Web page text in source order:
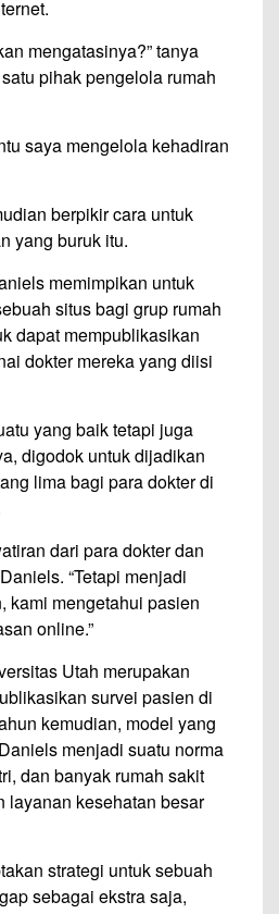
mengatasinya?” tanya
pihak pengelola rumah
saya mengelola kehadiran
berpikir cara untuk
yang buruk itu.
memimpikan untuk
situs bagi grup rumah
dapat mempublikasikan
dokter mereka yang diisi
yang baik tetapi juga
digodok untuk dijadikan
lima bagi para dokter di
dari para dokter dan
“Tetapi menjadi
kami mengetahui pasien
online.”
Utah merupakan
survei pasien di
kemudian, model yang
menjadi suatu norma
dan banyak rumah sakit
layanan kesehatan besar
strategi untuk sebuah
sebagai ekstra saja,